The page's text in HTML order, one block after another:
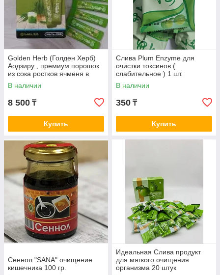
Golden Herb (Голден Херб)
Аодзиру , премиум порошок
из сока ростков ячменя в
стиках , 20 шт
В наличии
8 500 ₸
Купить
Слива Plum Enzyme для
очистки токсинов (
слабительное ) 1 шт.
В наличии
350 ₸
Купить
Сеннол "SANA" очищение
кишечника 100 гр.
Идеальная Слива продукт
для мягкого очищения
организма 20 штук